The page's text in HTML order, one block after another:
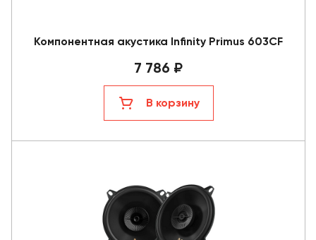
Компонентная акустика Infinity Primus 603CF
7 786 ₽
В корзину